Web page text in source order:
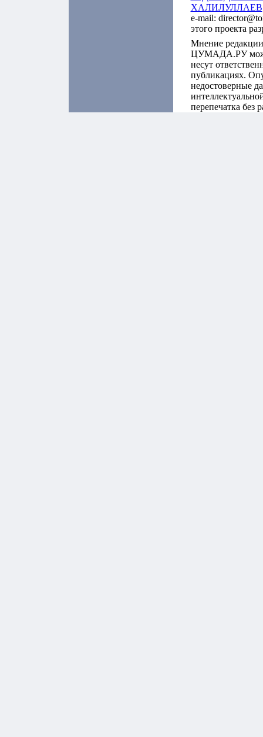
ХАЛИЛУЛЛАЕВ
e-mail:
этого проекта
Мнение
ЦУМАДА.РУ
несут
публикациях.
недостоверные
перепечатка без